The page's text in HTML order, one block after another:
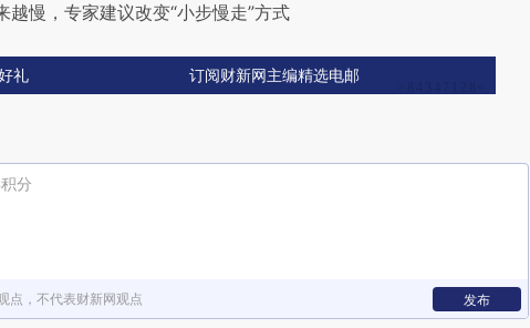
慢，专家建议改变“小步慢走”方式
礼 订阅财新网主编精选电邮
分
点，不代表财新网观点 发布